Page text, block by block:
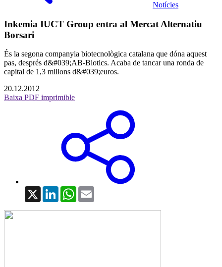
Notícies
Inkemia IUCT Group entra al Mercat Alternatiu
Borsari
És la segona companyia biotecnològica catalana que dóna aquest
pas, després d&#039;AB-Biotics. Acaba de tancar una ronda de
capital de 1,3 milions d&#039;euros.
20.12.2012
Baixa PDF imprimible
X LinkedInWhatsApp